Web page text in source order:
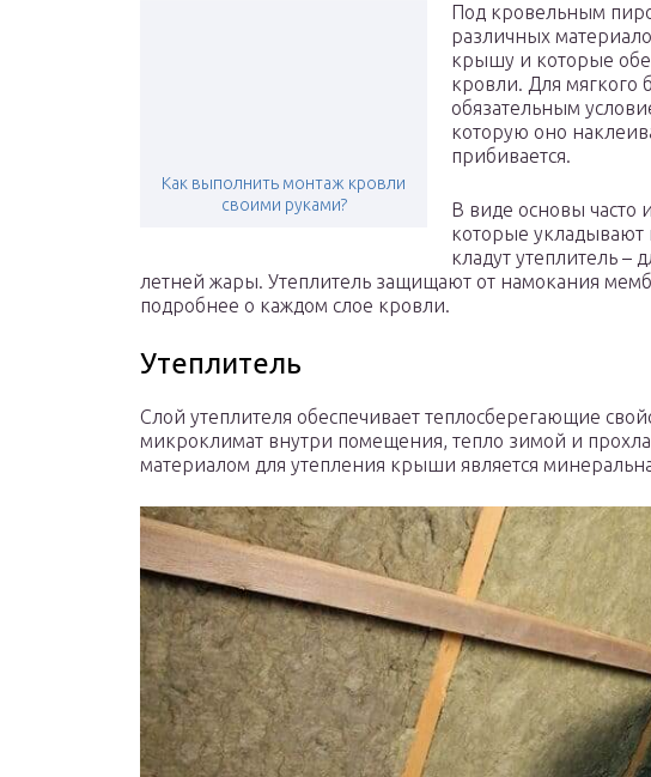
Как выполнить монтаж кровли
своими руками?
Под кровельным
различных
крышу и которые
кровли. Для мягкого
обязательным
которую оно
прибивается.
В виде основы часто
которые укладывают
кладут утеплитель –
летней жары. Утеплитель защищают от намокания
подробнее о каждом слое кровли.
Утеплитель
Слой утеплителя обеспечивает теплосберегающие
микроклимат внутри помещения, тепло зимой и
материалом для утепления крыши является